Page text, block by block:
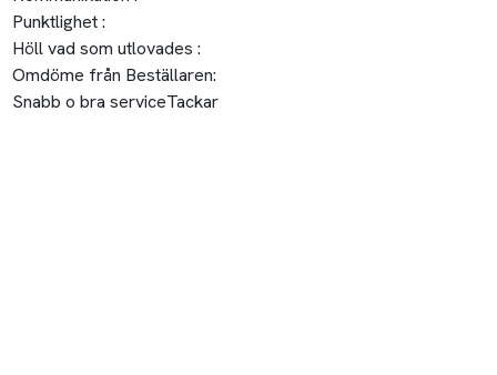
Punktlighet :
Höll vad som utlovades :
Omdöme från Beställaren:
Snabb o bra serviceTackar